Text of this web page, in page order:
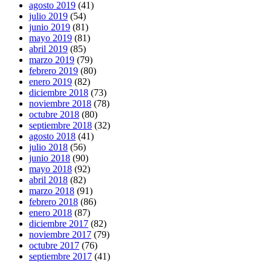
agosto 2019 (41)
julio 2019 (54)
junio 2019 (81)
mayo 2019 (81)
abril 2019 (85)
marzo 2019 (79)
febrero 2019 (80)
enero 2019 (82)
diciembre 2018 (73)
noviembre 2018 (78)
octubre 2018 (80)
septiembre 2018 (32)
agosto 2018 (41)
julio 2018 (56)
junio 2018 (90)
mayo 2018 (92)
abril 2018 (82)
marzo 2018 (91)
febrero 2018 (86)
enero 2018 (87)
diciembre 2017 (82)
noviembre 2017 (79)
octubre 2017 (76)
septiembre 2017 (41)